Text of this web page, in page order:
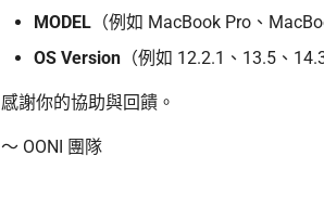
MODEL （例如 MacBook Pro、
OS Version （例如 12.2.1、13.5、
感謝你的協助與回饋。
～ OONI 團隊